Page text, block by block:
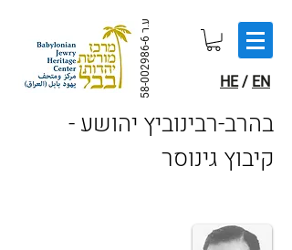
ע.ר
58-002986-6 HE/ EN
בהרב-רבינוביץ יהושע -
קיבוץ גינוסר